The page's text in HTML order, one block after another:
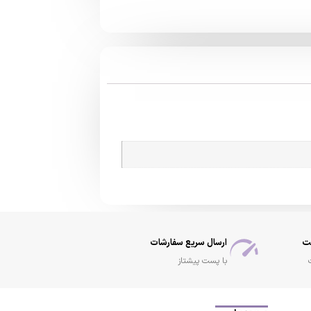
ارسال سریع سفارشات
با پست پیشتاز